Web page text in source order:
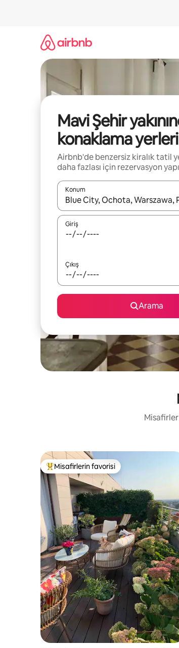
Mavi Şehir
konaklama yerleri
Airbnb'de benzersiz kiralık tatil
daha fazlası için rezervasyon
Konum
Sonuçlar kullanılabilir olduğunda
Giriş
Çıkış
Arama
Misafirlerin favorilerinden en
Misafirlerin favorisi